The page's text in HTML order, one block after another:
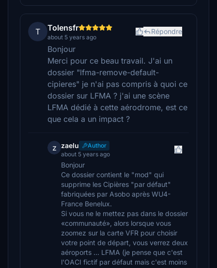
T Tolensfr
about 5 years ago
Répondre
Bonjour
Merci pour ce beau travail. J'ai un
dossier "lfma-remove-default-
cipieres" je n'ai pas compris à quoi ce
dossier sur LFMA ? j'ai une scène
LFMA dédié à cette aérodrome, est ce
que cela a un impact ?
z zaelu
Author
about 5 years ago
Bonjour
Ce dossier contient le "mod" qui
supprime les Cipières "par défaut"
fabriquées par Asobo après WU4-
France Benelux.
Si vous ne le mettez pas dans le dossier
«communauté», alors lorsque vous
zoomez sur la carte VFR pour choisir
votre point de départ, vous verrez deux
aéroports ... LFMA (je pense que c'est
l'OACI fictif par défaut mais c'est moins